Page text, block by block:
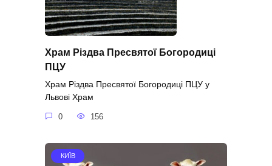
Храм Різдва Пресвятої Богородиці
ПЦУ
Храм Різдва Пресвятої Богородиці ПЦУ у
Львові Храм
0 156
КИЇВ